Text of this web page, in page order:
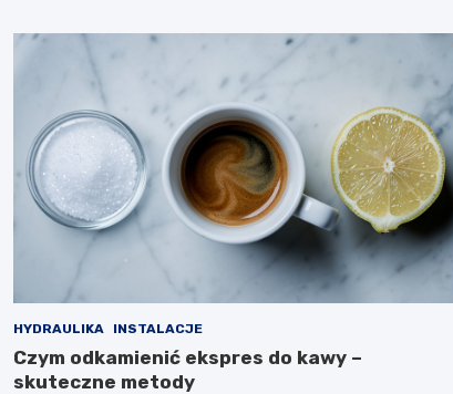
HYDRAULIKA INSTALACJE
Czym odkamienić ekspres do kawy –
skuteczne metody